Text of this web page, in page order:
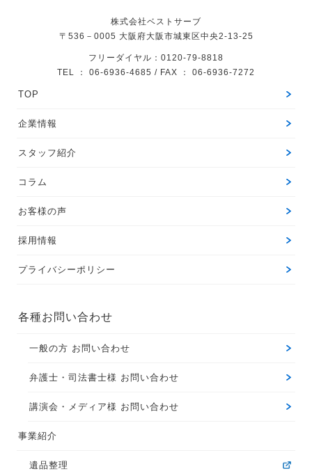
株式会社ベストサーブ
〒536－0005 大阪府大阪市城東区中央2-13-25
フリーダイヤル：0120-79-8818
TEL ： 06-6936-4685 / FAX ： 06-6936-7272
TOP
企業情報
スタッフ紹介
コラム
お客様の声
採用情報
プライバシーポリシー
各種お問い合わせ
一般の方 お問い合わせ
弁護士・司法書士様 お問い合わせ
講演会・メディア様 お問い合わせ
事業紹介
遺品整理